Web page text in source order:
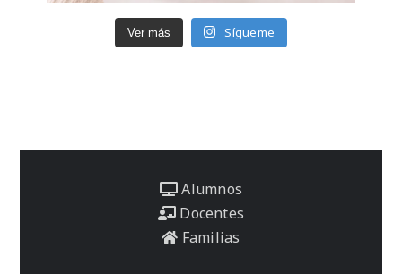
Ver más Sígueme
Alumnos
Docentes
Familias